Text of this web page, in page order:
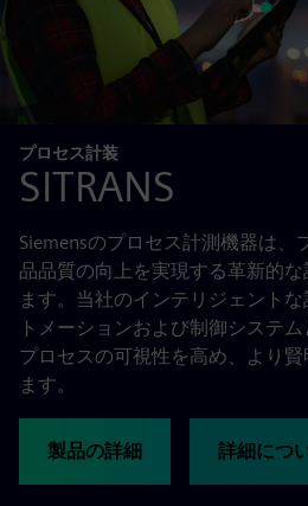
プロセス計装
SITRANS
Siemensのプロセス計測機器は、
品品質の向上を実現する革新的
ます。当社のインテリジェント
トメーションおよび制御システ
プロセスの可視性を高め、より
ます。
製品の詳細 詳細につ